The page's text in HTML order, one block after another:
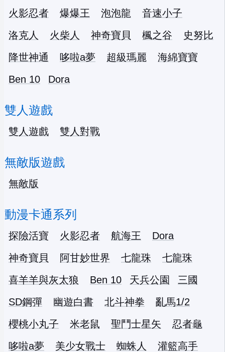
火影忍者 爆爆王 泡泡龍
音速小子
洛克人
火柴人 神奇寶貝 楓之谷
史努比
降世神通
哆啦a夢 超級瑪麗
海綿寶寶
Ben 10
Dora
雙人遊戲
雙人遊戲 雙人對戰
無敵版遊戲
無敵版
動漫卡通系列
探險活寶 火影忍者 航海王
Dora
神奇寶貝
阿甘妙世界 七龍珠
七龍珠
喜羊羊與灰太狼
Ben 10 天兵公園
三國
SD鋼彈
幽遊白書 北斗神拳
亂馬1/2
櫻桃小丸子
米老鼠 聖鬥士星矢
忍者龜
哆啦a夢
美少女戰士 蜘蛛人
灌籃高手